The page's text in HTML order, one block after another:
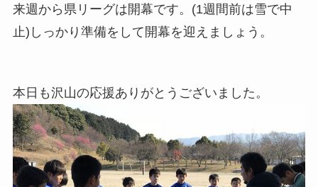
来週から県リーグは開幕です。(1週間前は雪で中
止)しっかり準備をして開幕を迎えましょう。
本日も沢山の応援ありがとうございました。